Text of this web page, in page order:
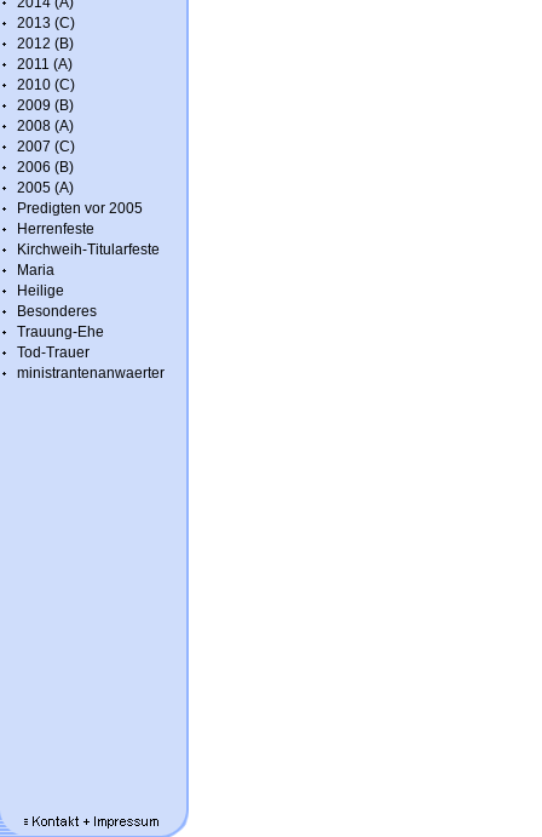
2013 (C)
2012 (B)
2011 (A)
2010 (C)
2009 (B)
2008 (A)
2007 (C)
2006 (B)
2005 (A)
Predigten vor 2005
Herrenfeste
Kirchweih-Titularfeste
Maria
Heilige
Besonderes
Trauung-Ehe
Tod-Trauer
ministrantenanwaerter